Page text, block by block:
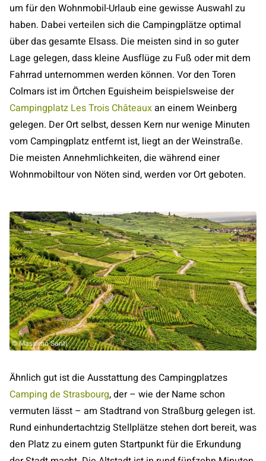
um für den Wohnmobil-Urlaub eine gewisse Auswahl zu
haben. Dabei verteilen sich die Campingplätze optimal
über das gesamte Elsass. Die meisten sind in so guter
Lage gelegen, dass kleine Ausflüge zu Fuß oder mit dem
Fahrrad unternommen werden können. Vor den Toren
Colmars ist im Örtchen Eguisheim beispielsweise der
Campingplatz Les Trois Châteauxan einem Weinberg
gelegen. Der Ort selbst, dessen Kern nur wenige Minuten
vom Campingplatz entfernt ist, liegt an der Weinstraße.
Die meisten Annehmlichkeiten, die während einer
Wohnmobiltour von Nöten sind, werden vor Ort geboten.
© Massimo Santi
Ähnlich gut ist die Ausstattung des Campingplatzes
Camping de Strasbourg, der – wie der Name schon
vermuten lässt – am Stadtrand von Straßburg gelegen ist.
Rund einhundertachtzig Stellplätze stehen dort bereit, was
den Platz zu einem guten Startpunkt für die Erkundung